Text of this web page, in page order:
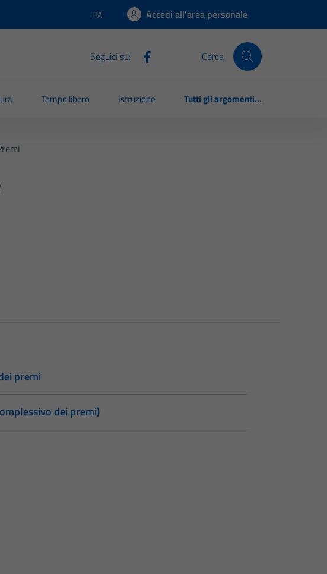
Lingua attiva:
ITA Accedi all'area personale
Seguici su: Cerca
Tempo libero Istruzione Tutti gli argomenti...
premi
dei premi)